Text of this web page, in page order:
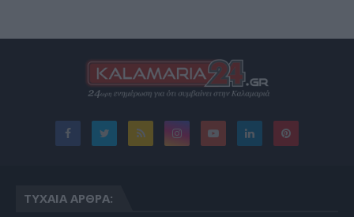
ΤΥΧΑΊΑ ΆΡΘΡΑ: